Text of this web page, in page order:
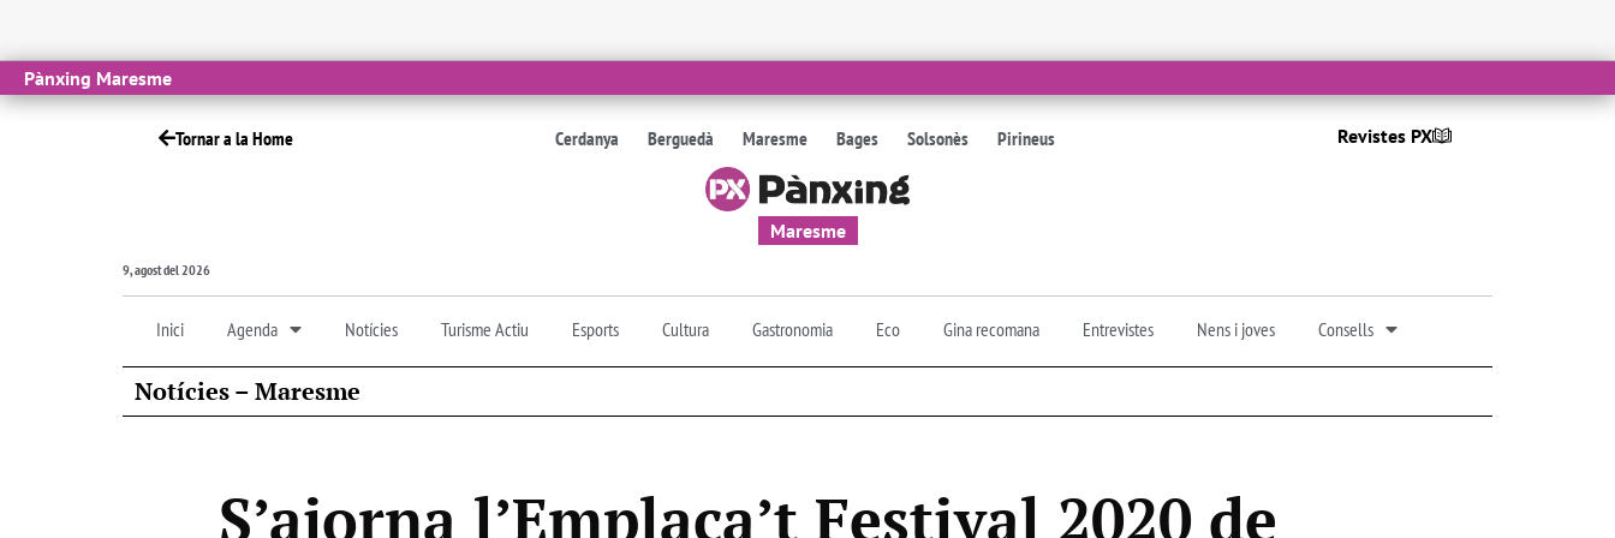
Pànxing Maresme
Tornar a la Home Cerdanya Berguedà Maresme Bages Solsonès Pirineus Revistes PX
Maresme
9, agost del 2026
Inici Agenda Notícies Turisme Actiu Esports Cultura Gastronomia Eco Gina recomana Entrevistes Nens i joves Consells
Notícies – Maresme
S’ajorna l’Emplaça’t Festival 2020 de